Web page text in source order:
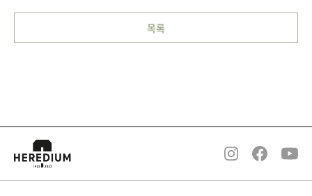
목록